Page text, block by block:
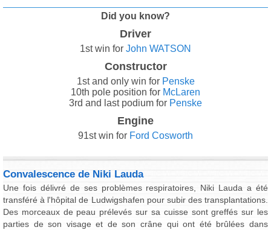
Did you know?
Driver
1st win for John WATSON
Constructor
1st and only win for Penske
10th pole position for McLaren
3rd and last podium for Penske
Engine
91st win for Ford Cosworth
Convalescence de Niki Lauda
Une fois délivré de ses problèmes respiratoires, Niki Lauda a été
transféré à l'hôpital de Ludwigshafen pour subir des transplantations.
Des morceaux de peau prélevés sur sa cuisse sont greffés sur les
parties de son visage et de son crâne qui ont été brûlées dans